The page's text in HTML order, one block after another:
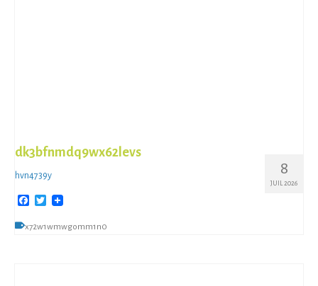
8
JUIL 2026
dk3bfnmdq9wx62levs
hvn4739y
Facebook
Twitter
x72w1wmwgomm1n0